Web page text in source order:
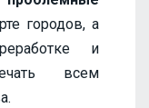
городов, а
и
всем